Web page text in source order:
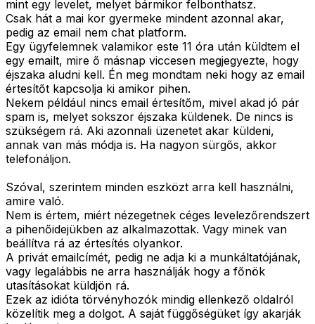
mint egy levelet, melyet bármikor felbonthatsz.
Csak hát a mai kor gyermeke mindent azonnal akar,
pedig az email nem chat platform.
Egy ügyfelemnek valamikor este 11 óra után küldtem el
egy emailt, mire ő másnap viccesen megjegyezte, hogy
éjszaka aludni kell. Én meg mondtam neki hogy az email
értesítőt kapcsolja ki amikor pihen.
Nekem például nincs email értesítőm, mivel akad jó pár
spam is, melyet sokszor éjszaka küldenek. De nincs is
szükségem rá. Aki azonnali üzenetet akar küldeni,
annak van más módja is. Ha nagyon sürgős, akkor
telefonáljon.
Szóval, szerintem minden eszközt arra kell használni,
amire való.
Nem is értem, miért nézegetnek céges levelezőrendszert
a pihenőidejükben az alkalmazottak. Vagy minek van
beállítva rá az értesítés olyankor.
A privát emailcímét, pedig ne adja ki a munkáltatójának,
vagy legalábbis ne arra használják hogy a főnök
utasításokat küldjön rá.
Ezek az idióta törvényhozók mindig ellenkező oldalról
közelítik meg a dolgot. A saját függőségüket így akarják